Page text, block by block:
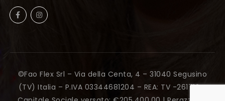
©Fao Flex Srl – Via della Centa, 4 – 31040 Segusino
(TV) Italia – P.IVA 03344681204 – REA: TV -261712 –